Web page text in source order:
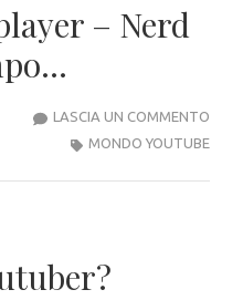
– Nerd
LASCIA UN COMMENTO
DEE
MONDO YOUTUBE